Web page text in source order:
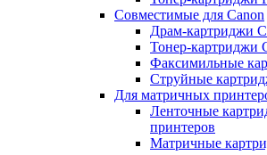
Совместимые для Canon
Драм-картриджи
Тонер-картриджи
Факсимильные
Струйные
Для матричных
Ленточные
принтеров
Матричные